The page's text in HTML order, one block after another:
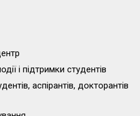
і підтримки студентів
аспірантів, докторантів